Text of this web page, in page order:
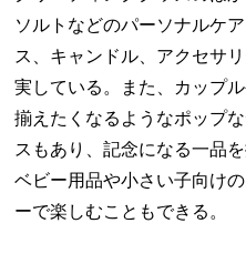
ソルトなどのパーソナルケ
ス、キャンドル、アクセサ
実している。また、カップ
揃えたくなるようなポップ
スもあり、記念になる一品
ベビー用品や小さい子向け
ーで楽しむこともできる。